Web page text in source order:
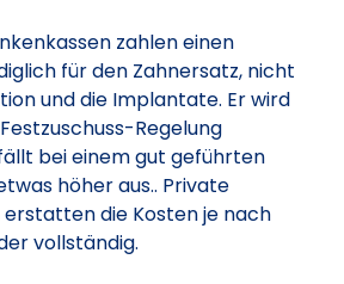
zahlen einen
für den Zahnersatz, nicht
und die Implantate. Er wird
Regelung
bei einem gut geführten
höher aus.. Private
die Kosten je nach
vollständig.